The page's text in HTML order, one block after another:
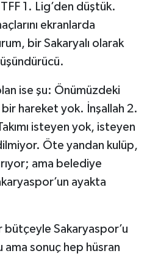
1. Lig’den düştük.
ekranlarda
bir Sakaryalı olarak
ise şu: Önümüzdeki
hareket yok. İnşallah 2.
isteyen yok, isteyen
Öte yandan kulüp,
ama belediye
ayakta
Sakaryaspor’u
sonuç hep hüsran